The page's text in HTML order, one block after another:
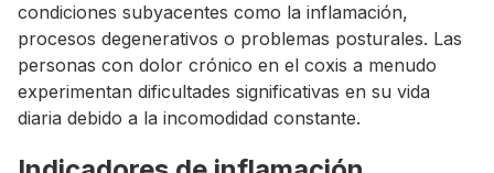
condiciones subyacentes como la inflamación,
procesos degenerativos o problemas posturales. Las
personas con dolor crónico en el coxis a menudo
experimentan dificultades significativas en su vida
diaria debido a la incomodidad constante.